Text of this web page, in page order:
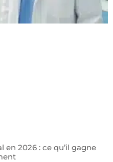
en 2026 : ce qu’il gagne